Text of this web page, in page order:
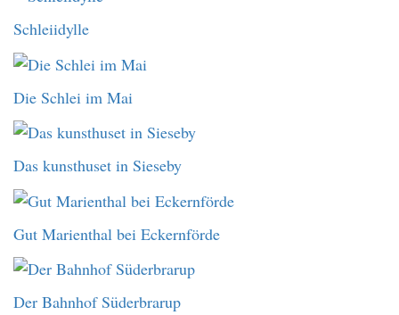
Schleiidylle
Die Schlei im Mai
Das kunsthuset in Sieseby
Gut Marienthal bei Eckernförde
Der Bahnhof Süderbrarup